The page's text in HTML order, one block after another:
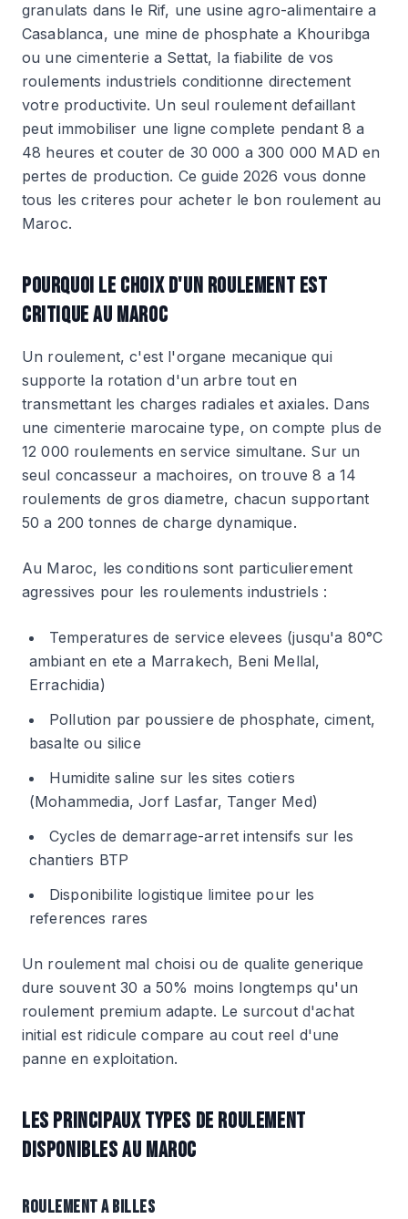
granulats dans le Rif, une usine agro-alimentaire a
Casablanca, une mine de phosphate a Khouribga
ou une cimenterie a Settat, la fiabilite de vos
roulements industriels conditionne directement
votre productivite. Un seul roulement defaillant
peut immobiliser une ligne complete pendant 8 a
48 heures et couter de 30 000 a 300 000 MAD en
pertes de production. Ce guide 2026 vous donne
tous les criteres pour acheter le bon roulement au
Maroc.
POURQUOI LE CHOIX D'UN ROULEMENT EST
CRITIQUE AU MAROC
Un roulement, c'est l'organe mecanique qui
supporte la rotation d'un arbre tout en
transmettant les charges radiales et axiales. Dans
une cimenterie marocaine type, on compte plus de
12 000 roulements en service simultane. Sur un
seul concasseur a machoires, on trouve 8 a 14
roulements de gros diametre, chacun supportant
50 a 200 tonnes de charge dynamique.
Au Maroc, les conditions sont particulierement
agressives pour les roulements industriels :
Temperatures de service elevees (jusqu'a 80°C
ambiant en ete a Marrakech, Beni Mellal,
Errachidia)
Pollution par poussiere de phosphate, ciment,
basalte ou silice
Humidite saline sur les sites cotiers
(Mohammedia, Jorf Lasfar, Tanger Med)
Cycles de demarrage-arret intensifs sur les
chantiers BTP
Disponibilite logistique limitee pour les
references rares
Un roulement mal choisi ou de qualite generique
dure souvent 30 a 50% moins longtemps qu'un
roulement premium adapte. Le surcout d'achat
initial est ridicule compare au cout reel d'une
panne en exploitation.
LES PRINCIPAUX TYPES DE ROULEMENT
DISPONIBLES AU MAROC
ROULEMENT A BILLES